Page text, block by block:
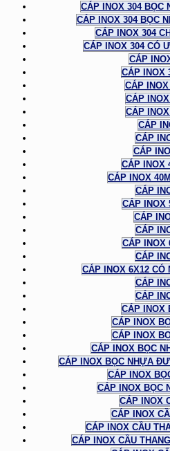
CÁP INOX 304 BỌC
CÁP INOX 304 BỌC
CÁP INOX 304
CÁP INOX 304 CÓ
CÁP
CÁP INOX
CÁP
CÁP
CÁP
CÁP
CÁP
CÁP
CÁP INOX
CÁP INOX
CÁP
CÁP INOX
CÁP
CÁP
CÁP INOX
CÁP
CÁP INOX 6X12
CÁP
CÁP
CÁP INOX
CÁP INOX
CÁP INOX
CÁP INOX BỌC
CÁP INOX BỌC NHỰA
CÁP INOX
CÁP INOX BỌC
CÁP INOX
CÁP INOX
CÁP INOX CẦU
CÁP INOX CẦU